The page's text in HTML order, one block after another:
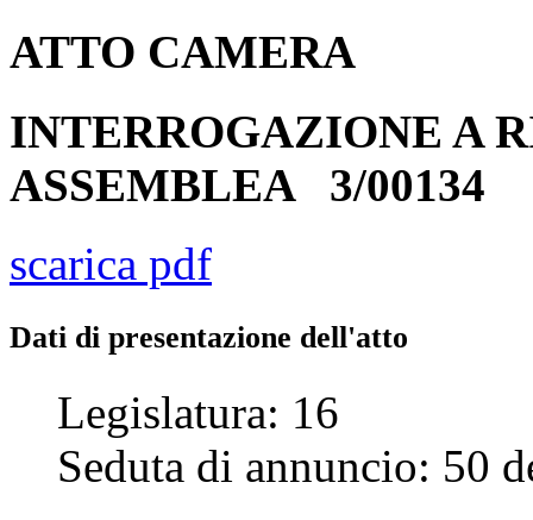
ATTO CAMERA
INTERROGAZIONE A
ASSEMBLEA 3/00134
scarica pdf
Dati di presentazione dell'atto
Legislatura: 16
Seduta di annuncio: 50